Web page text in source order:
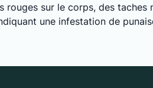
rouges sur le corps, des
une infestation de